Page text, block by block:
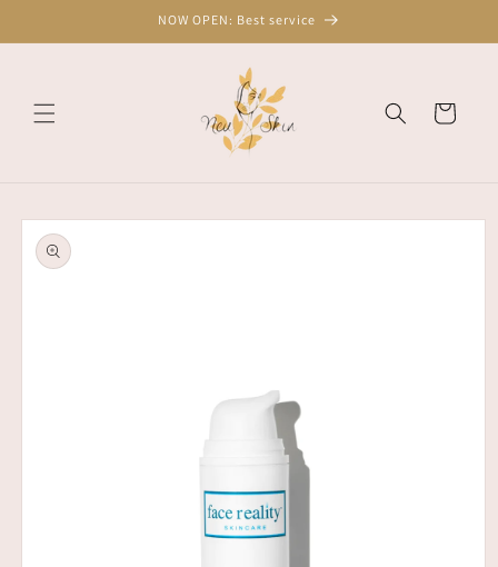
NOW OPEN: Best service
Cart
Skip to
product
information